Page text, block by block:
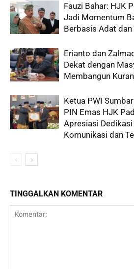
Fauzi Bahar: HJK
Jadi Momentum
Berbasis Adat dan
Erianto dan
Dekat dengan
Membangun
Ketua PWI
PIN Emas HJK
Apresiasi
Komunikasi dan
TINGGALKAN KOMENTAR